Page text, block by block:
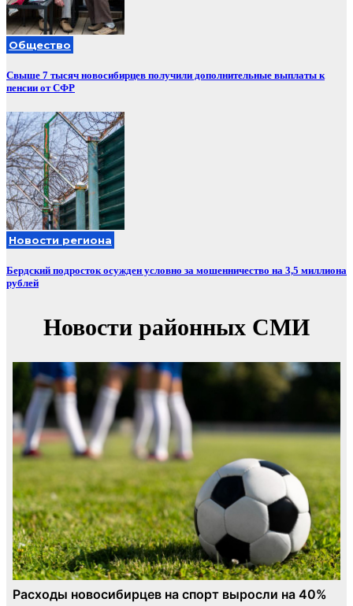
Общество
Свыше 7 тысяч новосибирцев получили дополнительные выплаты к
пенсии от СФР
Новости региона
Бердский подросток осужден условно за мошенничество на 3,5 миллиона
рублей